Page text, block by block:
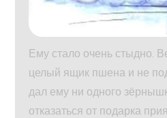
Ему стало очень стыдно.
целый ящик пшена и не
дал ему ни одного
отказаться от подарка